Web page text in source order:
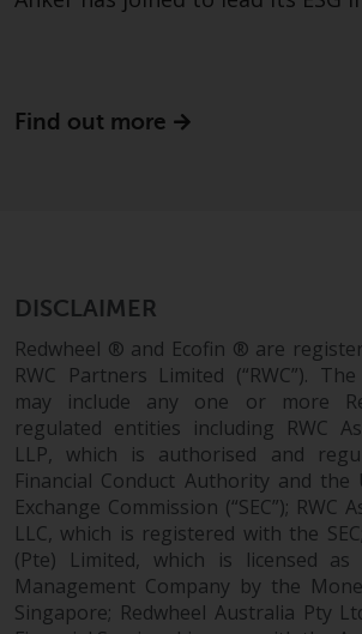
gleichwertiges Dokument
Jahresberichte und,
den jeweiligen von
auf die qualifizierten
der Schweiz
ist der Erfüllungsort der
eingetragene Sitz des
Vertreters.
Sitz des Schweizer
oder am Sitz oder
Anlegers.
Bestimmte Personen
möglicherweise Zugang
Informationen über
Find out more
DISCLAIMER
Redwheel ® and Ecofin ® are
RWC Partners Limited (“RWC”).
may include any one or more
regulated entities including RWC
LLP, which is authorised and
Financial Conduct Authority and the
Exchange Commission (“SEC”); RWC
LLC, which is registered with the
(Pte) Limited, which is licensed as
Management Company by the
Singapore; Redwheel Australia Pty